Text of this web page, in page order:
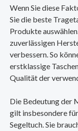
Wenn Sie diese
Sie die beste
Produkte
zuverlässigen
verbessern. So
erstklassige
Qualität der
Die Bedeutung der
gilt insbesondere
Segeltuch. Sie